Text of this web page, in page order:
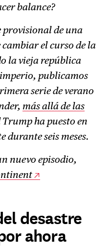
balance?
provisional de una
el curso de la
la vieja república
publicamos
serie de verano
más allá de las
ha puesto en
durante seis meses.
nuevo episodio,
desastre
ahora